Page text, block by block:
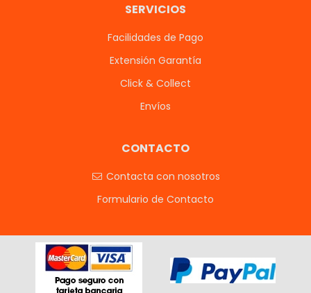
SERVICIOS
Facilidades de Pago
Extensión Garantía
Click & Collect
Envíos
CONTACTO
Contacta con nosotros
Formulario de Contacto